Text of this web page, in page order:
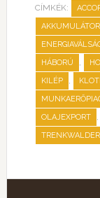
CÍMKÉK:
HÁBORÚ ,
KILÉP ,
OLAJEXPORT ,
TRENKWALDER